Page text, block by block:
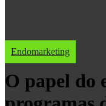
Endomarketing
O papel do